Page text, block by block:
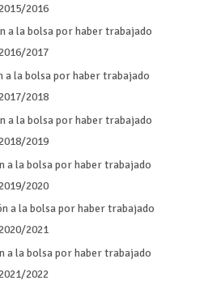
2016
a la bolsa por haber trabajado
2017
a la bolsa por haber trabajado
2018
a la bolsa por haber trabajado
2019
a la bolsa por haber trabajado
2020
a la bolsa por haber trabajado
2021
a la bolsa por haber trabajado
2022